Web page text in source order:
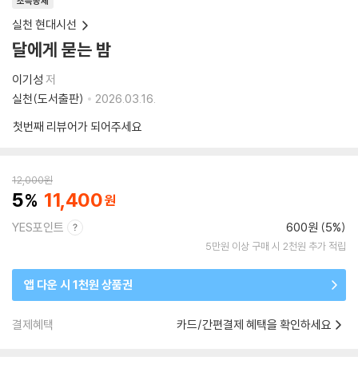
실천 현대시선
달에게 묻는 밤
이기성 저
실천(도서출판)
2026.03.16.
첫번째 리뷰어가 되어주세요
12,000원
5 11,400
YES포인트 600원 (5%)
5만원 이상 구매 시 2천원 추가 적립
앱 다운 시 1천원 상품권
결제혜택 카드/간편결제 혜택을 확인하세요